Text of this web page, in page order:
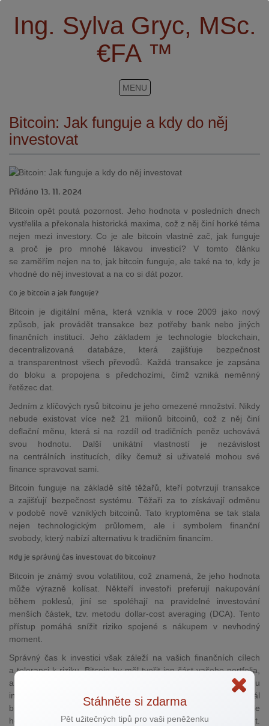
Ing. Sylva Gryc, MSc.
€FA ™
MENU
Bitcoin: Jak funguje a kdy do něj
investovat
Přidáno 13. 11. 2024
Bitcoin opět poutá pozornost. Jeho hodnota v posledních dnech
vystřelila a překonala historická maxima, což z něj činí horké téma
nejen mezi investory. Co je ale bitcoin vlastně zač, jak funguje
a proč je pro mnohé lákavou investicí? V tomto článku
se zaměřím nejen na to, jak bitcoin funguje, ale také na to, kdy je
vhodné do něj investovat a na co si dát pozor.
Co je bitcoin a jak funguje?
Bitcoin je digitální měna, která vznikla v roce 2009 jako nový
způsob, jak provádět transakce bez potřeby bank nebo jiných
finančních institucí. Jeho základem je technologie blockchain,
decentralizovaná databáze, která zajišťuje bezpečnost
a transparentnost všech převodů. Každá transakce je zapsána
do bloku a propojena s předchozími, čímž vzniká neměnný
řetězec dat.
Jedním z klíčových rysů bitcoinu je jeho omezené množství. Nikdy
nebude existovat více než 21 milionů bitcoinů, což z něj činí
deflační měnu, která si na rozdíl od tradičních peněz uchovává
svou hodnotu. Další unikátní vlastností je nezávislost
na centrálních institucích, díky čemuž si uživatelé mohou své
finance spravovat sami.
Bitcoin funguje na základě sítě těžařů, kteří potvrzují transakce
a zajišťují bezpečnost systému. Těžaři za to získávají odměnu
v podobě nově vzniklých bitcoinů. Tato kryptoměna se tak stala
nejen technologickým průlomem, ale i symbolem finanční
svobody, který nabízí alternativu k tradičním financím.
Kdy je správný čas investovat do bitcoinu?
Bitcoin je známý svou volatilitou, což znamená, že jeho hodnota
může výrazně kolísat. Někteří investoři preferují nakupování
během poklesů, jiní se spoléhají na pravidelné investování
menších částek, tzv. metodu dollar-cost averaging (DCA). Tento
přístup pomáhá snížit riziko spojené s nákupem v nevhodný
moment.
Správný čas k investici však záleží na vašich finančních cílech
a toleranci k riziku. Bitcoin by měl tvořit jen část vašeho portfolia,
aby případné ztráty neohrozily vaši finanční stabilitu. Pro většinu
investorů je klíčové zaměřit se spíše na dlouhodobý potenciál
bitcoinu. Tato kryptoměna je často považována za uchovatele
hodnoty s možností zhodnocení v horizontu několika let.
Stáhněte si zdarma
Pět užitečných tipů pro vaši peněženku